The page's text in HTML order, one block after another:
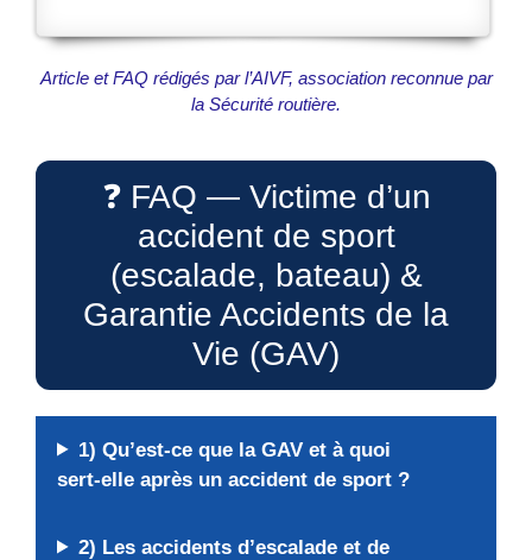
Article et FAQ rédigés par l’AIVF, association reconnue par
la Sécurité routière.
❓ FAQ — Victime d’un
accident de sport
(escalade, bateau) &
Garantie Accidents de la
Vie (GAV)
1) Qu’est-ce que la GAV et à quoi
sert-elle après un accident de sport ?
2) Les accidents d’escalade et de